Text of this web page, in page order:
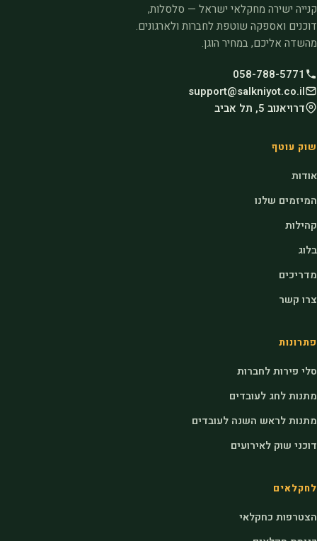
קנייה ישירה מחקלאי ישראל — סלסלות,
דוכנים ואספקה שוטפת לחברות ולארגונים.
מהשדה אליכם, במחיר הוגן.
058-788-5771
support@salkniyot.co.il
דרויאנוב 5, תל אביב
שוק עוטף
אודות
המיזמים שלנו
קהילות
בלוג
מדריכים
צרו קשר
פתרונות
סלי פירות לחברות
מתנות לחג לעובדים
מתנות לראש השנה לעובדים
דוכני שוק לאירועים
לחקלאים
הצטרפות כחקלאי